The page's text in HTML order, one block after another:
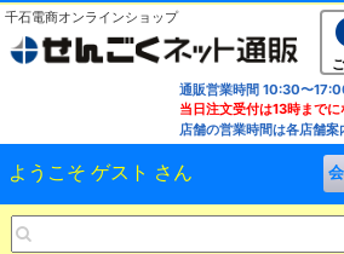
千石電商オンラインショップ
通販営業時間 10:30〜
当日注文受付は13時まで
店舗の営業時間は各店舗
ようこそ ゲスト さん